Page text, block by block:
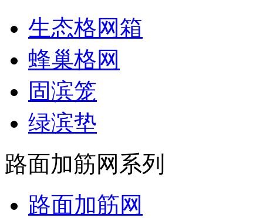
生态格网箱
蜂巢格网
固滨笼
绿滨垫
路面加筋网系列
路面加筋网